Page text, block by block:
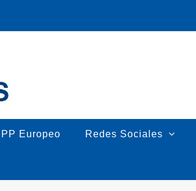
PP Europeo Redes Sociales